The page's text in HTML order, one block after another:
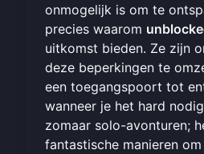
onmogelijk is om te
precies waarom
uitkomst bieden. Ze zijn
deze beperkingen te
een toegangspoort tot
wanneer je het hard
zomaar solo-avonturen;
fantastische manieren